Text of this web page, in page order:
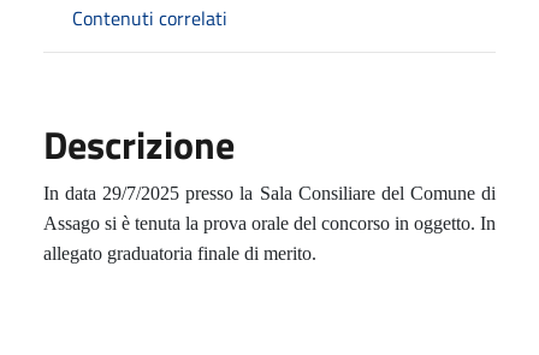
Contenuti correlati
Descrizione
In data 29/7/2025 presso la Sala Consiliare del Comune di
Assago si è tenuta la prova orale del concorso in oggetto. In
allegato graduatoria finale di merito.